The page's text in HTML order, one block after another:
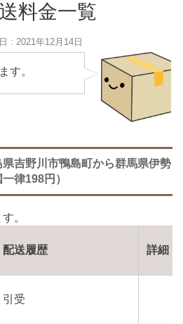
料金一覧
: 2021年12月14日
す。
県吉野川市鴨島町から群馬県伊勢
律198円）
配送履歴 詳細
引受